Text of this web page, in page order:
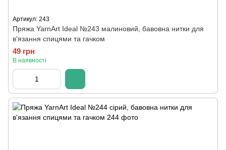
Артикул: 243
Пряжа YarnArt Ideal №243 малиновий, бавовна нитки для
в'язання спицями та гачком
49 грн
В наявності